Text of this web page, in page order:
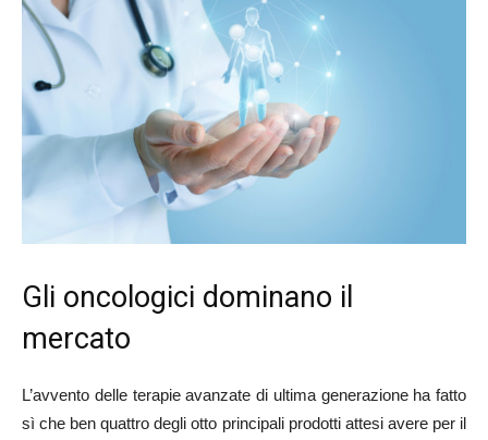
Gli oncologici dominano il
mercato
L’avvento delle terapie avanzate di ultima generazione ha fatto
sì che ben quattro degli otto principali prodotti attesi avere per il